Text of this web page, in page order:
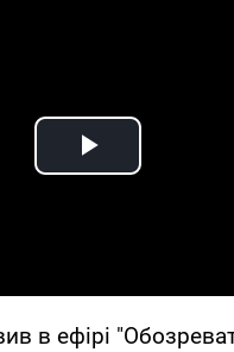
Play
в ефірі